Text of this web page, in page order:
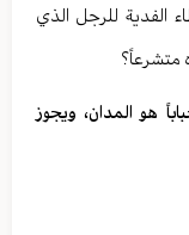
الفدية للرجل الذي
متشرعاً؟
هو المدان، ويجوز